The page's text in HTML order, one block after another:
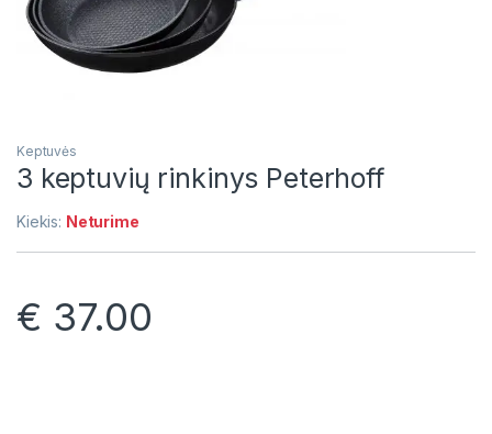
Keptuvės
3 keptuvių rinkinys Peterhoff
Kiekis: Neturime
€ 37.00